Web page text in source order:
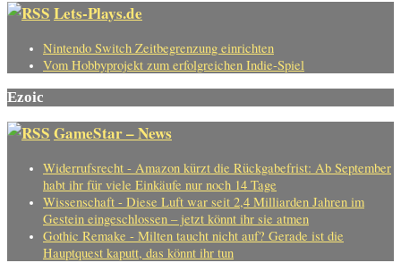
Lets-Plays.de
Nintendo Switch Zeitbegrenzung einrichten
Vom Hobbyprojekt zum erfolgreichen Indie-Spiel
Ezoic
GameStar – News
Widerrufsrecht - Amazon kürzt die Rückgabefrist: Ab September
habt ihr für viele Einkäufe nur noch 14 Tage
Wissenschaft - Diese Luft war seit 2,4 Milliarden Jahren im
Gestein eingeschlossen – jetzt könnt ihr sie atmen
Gothic Remake - Milten taucht nicht auf? Gerade ist die
Hauptquest kaputt, das könnt ihr tun